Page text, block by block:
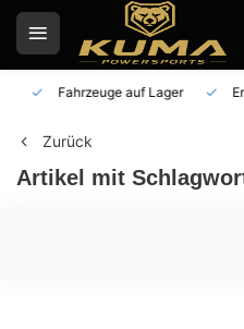
Fahrzeuge auf Lager
Zurück
Artikel mit